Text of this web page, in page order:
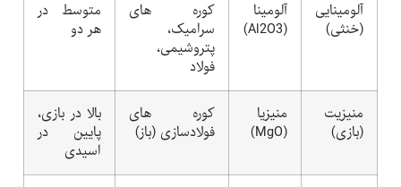
آلومینایی
(خنثی)
آلومینا
(Al2O3)
کوره های
سرامیک،
پتروشیمی،
فولاد
متوسط در
هر دو
منیزیت
(بازی)
منیزیا
(MgO)
کوره های
فولادسازی (باز)
بالا در بازی،
پایین در
اسیدی